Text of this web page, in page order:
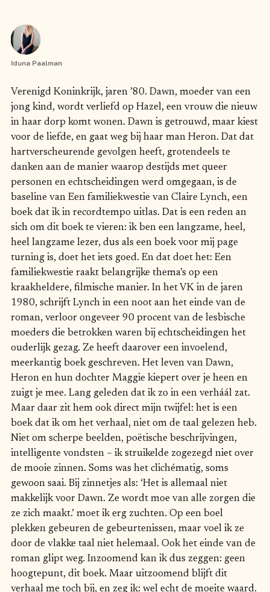
Iduna Paalman
Verenigd Koninkrijk, jaren ’80. Dawn, moeder van een
jong kind, wordt verliefd op Hazel, een vrouw die nieuw
in haar dorp komt wonen. Dawn is getrouwd, maar kiest
voor de liefde, en gaat weg bij haar man Heron. Dat dat
hartverscheurende gevolgen heeft, grotendeels te
danken aan de manier waarop destijds met queer
personen en echtscheidingen werd omgegaan, is de
baseline van Een familiekwestie van Claire Lynch, een
boek dat ik in recordtempo uitlas. Dat is een reden an
sich om dit boek te vieren: ik ben een langzame, heel,
heel langzame lezer, dus als een boek voor mij page
turning is, doet het iets goed. En dat doet het: Een
familiekwestie raakt belangrijke thema’s op een
kraakheldere, filmische manier. In het VK in de jaren
1980, schrijft Lynch in een noot aan het einde van de
roman, verloor ongeveer 90 procent van de lesbische
moeders die betrokken waren bij echtscheidingen het
ouderlijk gezag. Ze heeft daarover een invoelend,
meerkantig boek geschreven. Het leven van Dawn,
Heron en hun dochter Maggie kiepert over je heen en
zuigt je mee. Lang geleden dat ik zo in een verháál zat.
Maar daar zit hem ook direct mijn twijfel: het is een
boek dat ik om het verhaal, niet om de taal gelezen heb.
Niet om scherpe beelden, poëtische beschrijvingen,
intelligente vondsten – ik struikelde zogezegd niet over
de mooie zinnen. Soms was het clichématig, soms
gewoon saai. Bij zinnetjes als: ‘Het is allemaal niet
makkelijk voor Dawn. Ze wordt moe van alle zorgen die
ze zich maakt.’ moet ik erg zuchten. Op een boel
plekken gebeuren de gebeurtenissen, maar voel ik ze
door de vlakke taal niet helemaal. Ook het einde van de
roman glipt weg. Inzoomend kan ik dus zeggen: geen
hoogtepunt, dit boek. Maar uitzoomend blijft dit
verhaal me toch bij, en zeg ik: wel echt de moeite waard.